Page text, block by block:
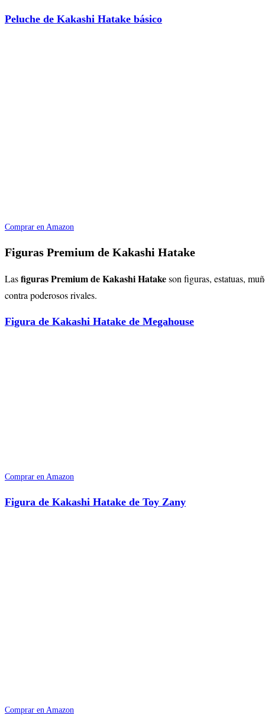
Peluche de Kakashi Hatake básico
Comprar en Amazon
Figuras Premium de Kakashi Hatake
Lasfiguras Premium de Kakashi Hatakeson figuras, estatuas,
contra poderosos rivales.
Figura de Kakashi Hatake de Megahouse
Comprar en Amazon
Figura de Kakashi Hatake de Toy Zany
Comprar en Amazon